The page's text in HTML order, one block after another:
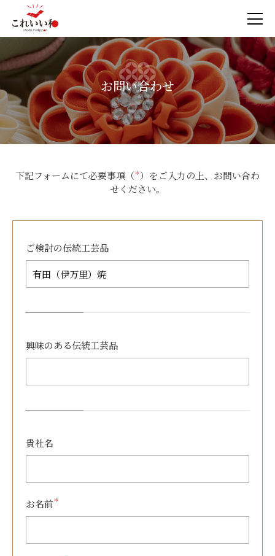
お問い合わせ
下記フォームにて必要事項（＊）をご入力の上、お問い合わ
せください。
ご検討の伝統工芸品
興味のある伝統工芸品
貴社名
お名前＊